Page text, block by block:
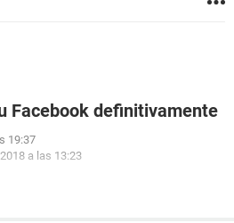
Facebook definitivamente
19:37
a las 13:23